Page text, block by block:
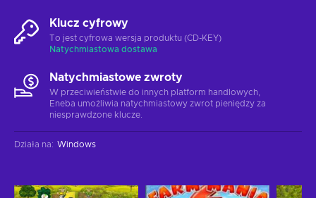
Klucz cyfrowy
To jest cyfrowa wersja produktu (CD-KEY)
Natychmiastowa dostawa
Natychmiastowe zwroty
W przeciwieństwie do innych platform handlowych,
Eneba umożliwia natychmiastowy zwrot pieniędzy za
niesprawdzone klucze.
Działa na: Windows